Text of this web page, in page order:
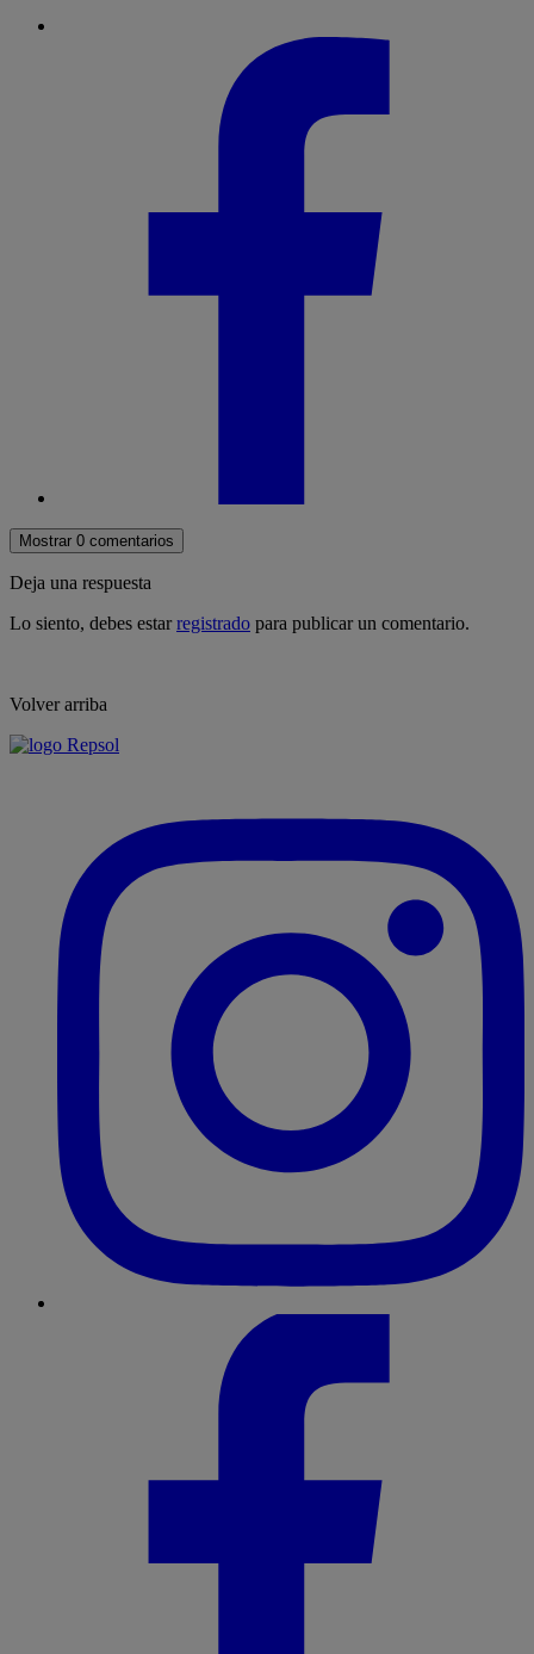
Mostrar 0 comentarios
Deja una respuesta
Lo siento, debes estarregistrado para publicar un comentario.
Volver arriba